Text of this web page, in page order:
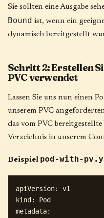
Sie sollten eine Ausgabe
Bound ist, wenn ein
dynamisch bereitgestellt
Schritt 2: Erstellen
PVC verwendet
Lassen Sie uns nun einen
unserem PVC
das vom PVC
Verzeichnis in unserem
Beispiel pod-with-
apiVersion: v1
kind: Pod
metadata: